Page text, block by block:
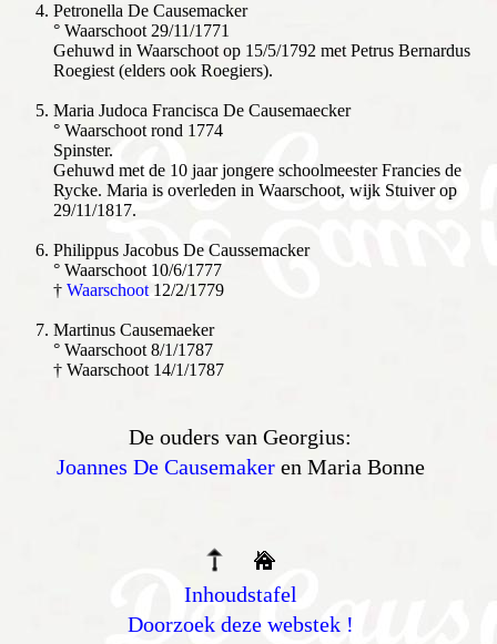
Petronella De Causemacker
° Waarschoot 29/11/1771
Gehuwd in Waarschoot op 15/5/1792 met Petrus Bernardus
Roegiest (elders ook Roegiers).
Maria Judoca Francisca De Causemaecker
° Waarschoot rond 1774
Spinster.
Gehuwd met de 10 jaar jongere schoolmeester Francies de
Rycke. Maria is overleden in Waarschoot, wijk Stuiver op
29/11/1817.
Philippus Jacobus De Caussemacker
° Waarschoot 10/6/1777
† Waarschoot12/2/1779
Martinus Causemaeker
° Waarschoot 8/1/1787
† Waarschoot 14/1/1787
De ouders van Georgius:
Joannes De Causemakeren Maria Bonne
Inhoudstafel
Doorzoek deze webstek !